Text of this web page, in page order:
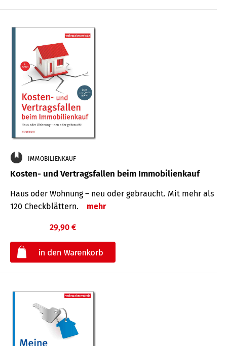
IMMOBILIENKAUF
Kosten- und Vertragsfallen beim Immobilienkauf
Haus oder Wohnung – neu oder gebraucht. Mit mehr als
120 Check­blättern.
mehr
29,90 €